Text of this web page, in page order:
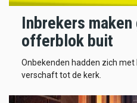
Inbrekers
offerblok buit
Onbekenden hadden zich
verschaft tot de kerk.